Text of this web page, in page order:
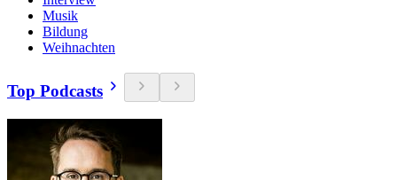
Musik
Bildung
Weihnachten
Top Podcasts